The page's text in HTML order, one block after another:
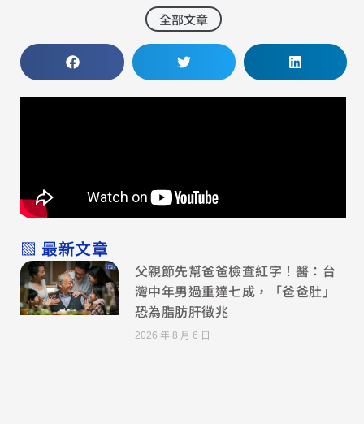
全部文章
▧ 最新文章
父親節先幫爸爸檢查紅字！醫：台
灣中年男過重達七成，「爸爸肚」
恐為脂肪肝徵兆
2026 年 8 月 6 日